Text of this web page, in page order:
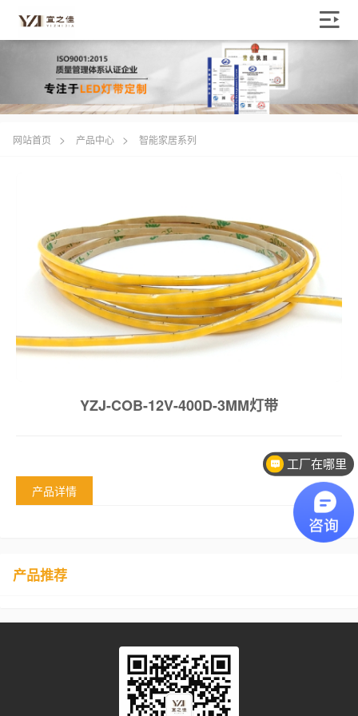
网站首页 > 产品中心 > 智能家居系列
YZJ-COB-12V-400D-3MM灯带
产品详情
产品推荐
工厂在哪里